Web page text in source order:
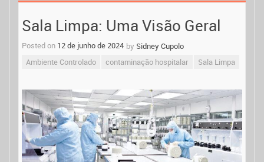
Sala Limpa: Uma Visão Geral
Posted on 12 de junho de 2024 by Sidney Cupolo
Ambiente Controlado
contaminação hospitalar Sala Limpa